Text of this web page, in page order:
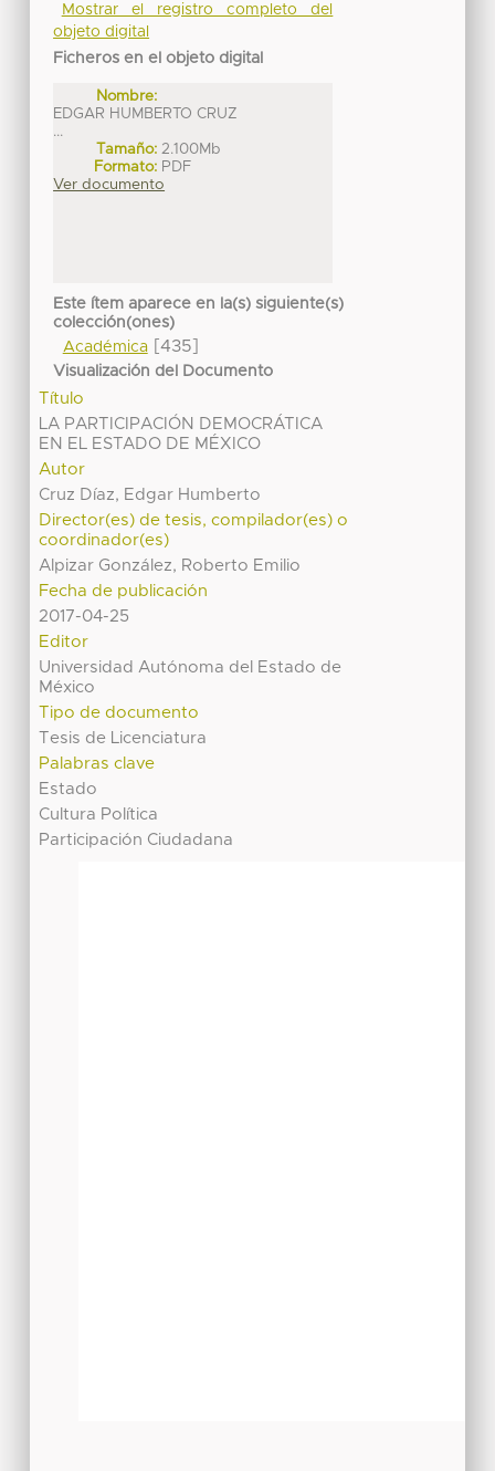
Mostrar el registro completo del
objeto digital
Ficheros en el objeto digital
Nombre:
EDGAR HUMBERTO CRUZ
...
Tamaño: 2.100Mb
Formato: PDF
Ver documento
Este ítem aparece en la(s) siguiente(s)
colección(ones)
Académica[435]
Visualización del Documento
Título
LA PARTICIPACIÓN DEMOCRÁTICA
EN EL ESTADO DE MÉXICO
Autor
Cruz Díaz, Edgar Humberto
Director(es) de tesis, compilador(es) o
coordinador(es)
Alpizar González, Roberto Emilio
Fecha de publicación
2017-04-25
Editor
Universidad Autónoma del Estado de
México
Tipo de documento
Tesis de Licenciatura
Palabras clave
Estado
Cultura Política
Participación Ciudadana